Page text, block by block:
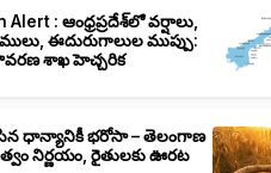
Alert : ఆంధ్రప్రదేశ్‌లో వర్షాలు,
ఈదురుగాలుల ముప్పు:
శాఖ హెచ్చరిక
ధాన్యానికీ భరోసా – తెలంగాణ
నిర్ణయం, రైతులకు ఊరట